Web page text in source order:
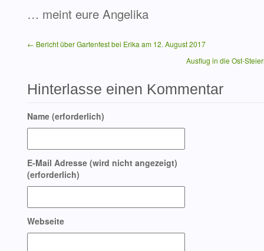
… meint eure Angelika
← Bericht über Gartenfest bei Erika am 12. August 2017
Ausflug in die Ost-
Hinterlasse einen Kommentar
Name (erforderlich)
E-Mail Adresse (wird nicht angezeigt)
(erforderlich)
Webseite